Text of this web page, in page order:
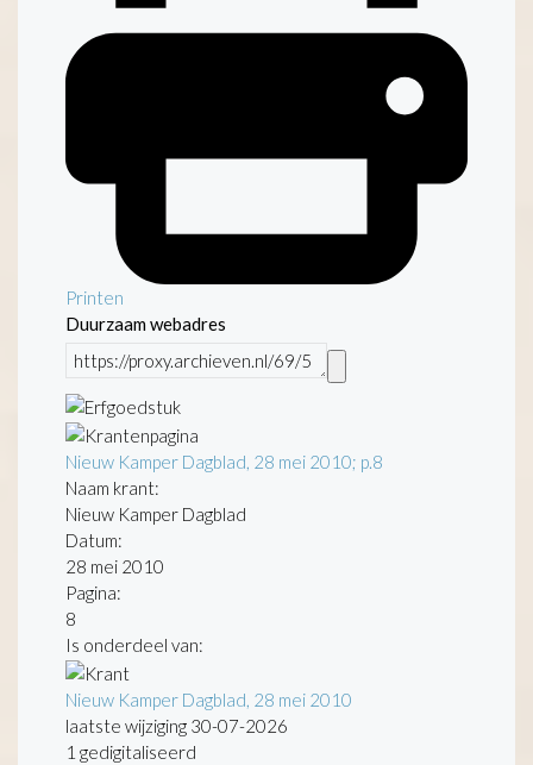
Printen
Duurzaam webadres
Nieuw Kamper Dagblad, 28 mei 2010; p.8
Naam krant:
Nieuw Kamper Dagblad
Datum:
28 mei 2010
Pagina:
8
Is onderdeel van:
Nieuw Kamper Dagblad, 28 mei 2010
laatste wijziging 30-07-2026
1 gedigitaliseerd